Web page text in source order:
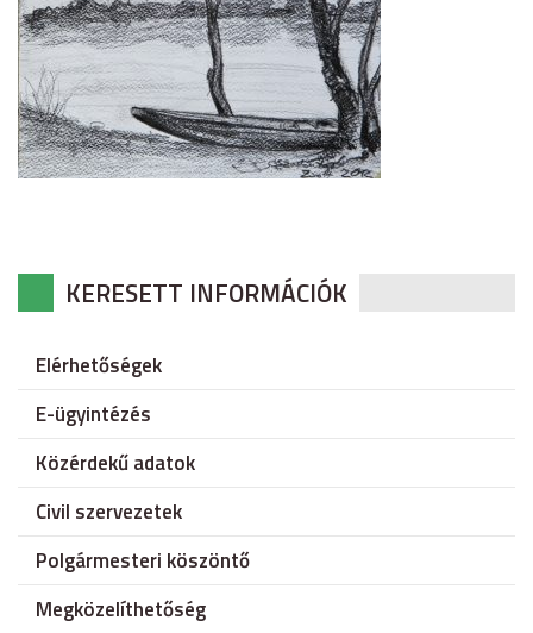
KERESETT INFORMÁCIÓK
Elérhetőségek
E-ügyintézés
Közérdekű adatok
Civil szervezetek
Polgármesteri köszöntő
Megközelíthetőség